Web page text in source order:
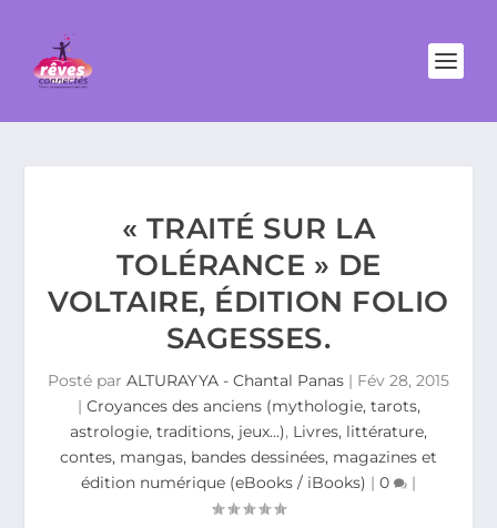
« TRAITÉ SUR LA
TOLÉRANCE » DE
VOLTAIRE, ÉDITION FOLIO
SAGESSES.
Posté par ALTURAYYA - Chantal Panas | Fév 28, 2015
| Croyances des anciens (mythologie, tarots,
astrologie, traditions, jeux...), Livres, littérature,
contes, mangas, bandes dessinées, magazines et
édition numérique (eBooks / iBooks) | 0 |